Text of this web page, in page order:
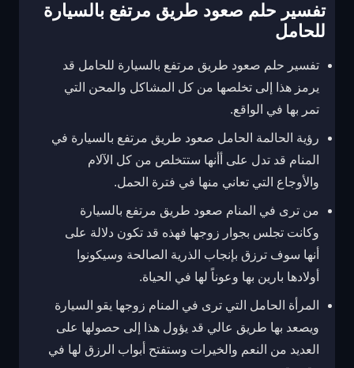
تفسير حلم صعود طريق مرتفع بالسيارة
للحامل
تفسير حلم صعود طريق مرتفع بالسيارة للحامل قد
يرمز هذا إلى تخلصها من كل المشاكل والمحن التي
تمر بها في الواقع.
رؤية الحالمة الحامل صعود طريق مرتفع بالسيارة في
المنام قد تدل على أأنها ستتخلص من كل الآلام
والأوجاع التي تعاني منها في فترة الحمل.
من ترى في المنام صعود طريق مرتفع بالسيارة
وكانت تجلس بجوار زوجها فهذه قد تكون دلالة على
أنها سوف ترزق بإنجاب الذرية الصالحة وسيكونوا
أولادها بارين بها وعوناً لها في الحياة.
المرأة الحامل التي ترى في المنام زوجها يقو السيارة
ويصعد بها طريق عالي قد يؤول هذا إلى حصولها على
العديد من النعم والخيرات وستفتح أبواب الرزق لها في